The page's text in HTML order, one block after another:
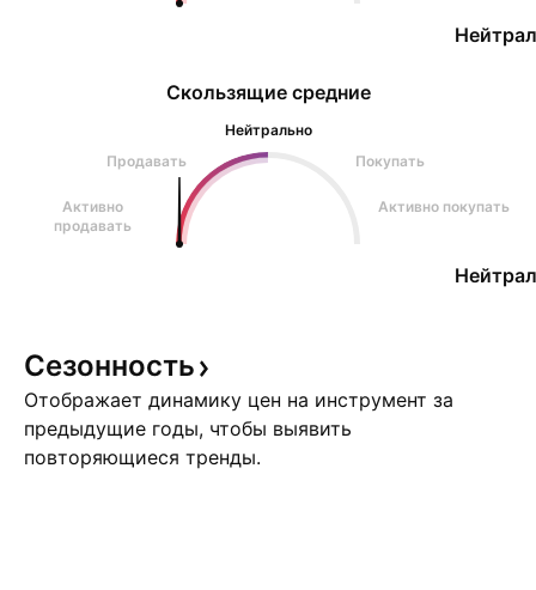
Скользящие средние
Нейтрально
Продавать
Покупать
Активно
продавать
Активно покупать
Сезонность
Отображает динамику цен на инструмент за
предыдущие годы, чтобы выявить
повторяющиеся тренды.